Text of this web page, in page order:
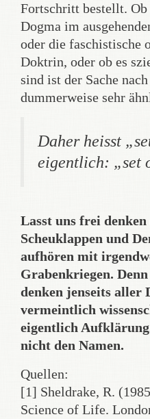
Fortschritt bestellt.
Dogma im
oder die faschistische
Doktrin, oder ob es
sind ist der Sache
dummerweise sehr
Daher heisst
eigentlich: „set
Lasst uns frei
Scheuklappen und
aufhören mit
Grabenkriegen.
denken jenseits aller
vermeintlich
eigentlich
nicht den Namen.
Quellen:
[1] Sheldrake, R.
Science of Life.